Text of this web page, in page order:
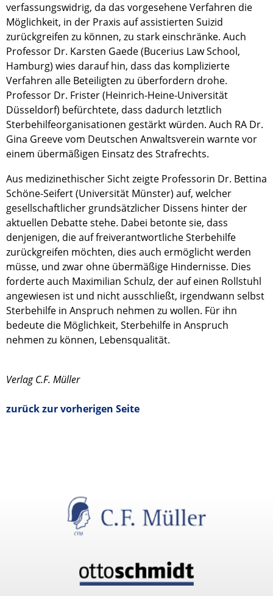
verfassungswidrig, da das vorgesehene Verfahren die
Möglichkeit, in der Praxis auf assistierten Suizid
zurückgreifen zu können, zu stark einschränke. Auch
Professor Dr. Karsten Gaede (Bucerius Law School,
Hamburg) wies darauf hin, dass das komplizierte
Verfahren alle Beteiligten zu überfordern drohe.
Professor Dr. Frister (Heinrich-Heine-Universität
Düsseldorf) befürchtete, dass dadurch letztlich
Sterbehilfeorganisationen gestärkt würden. Auch RA Dr.
Gina Greeve vom Deutschen Anwaltsverein warnte vor
einem übermäßigen Einsatz des Strafrechts.
Aus medizinethischer Sicht zeigte Professorin Dr. Bettina
Schöne-Seifert (Universität Münster) auf, welcher
gesellschaftlicher grundsätzlicher Dissens hinter der
aktuellen Debatte stehe. Dabei betonte sie, dass
denjenigen, die auf freiverantwortliche Sterbehilfe
zurückgreifen möchten, dies auch ermöglicht werden
müsse, und zwar ohne übermäßige Hindernisse. Dies
forderte auch Maximilian Schulz, der auf einen Rollstuhl
angewiesen ist und nicht ausschließt, irgendwann selbst
Sterbehilfe in Anspruch nehmen zu wollen. Für ihn
bedeute die Möglichkeit, Sterbehilfe in Anspruch
nehmen zu können, Lebensqualität.
Verlag C.F. Müller
zurück zur vorherigen Seite